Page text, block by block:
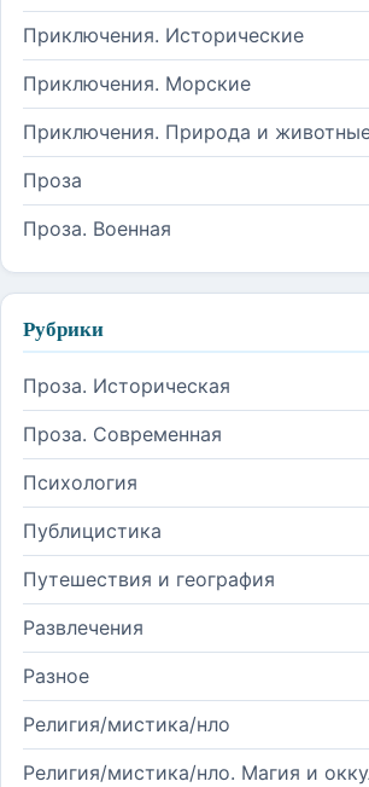
Приключения. Исторические
Приключения. Морские
Приключения. Природа и
Проза
Проза. Военная
Рубрики
Проза. Историческая
Проза. Современная
Психология
Публицистика
Путешествия и география
Развлечения
Разное
Религия/мистика/нло
Религия/мистика/нло. Магия и